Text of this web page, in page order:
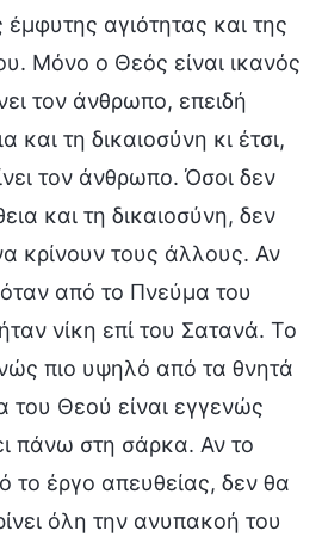
έμφυτης αγιότητας και της
Μόνο ο Θεός είναι ικανός
τον άνθρωπο, επειδή
και τη δικαιοσύνη κι έτσι,
τον άνθρωπο. Όσοι δεν
και τη δικαιοσύνη, δεν
κρίνουν τους άλλους. Αν
από το Πνεύμα του
νίκη επί του Σατανά. Το
πιο υψηλό από τα θνητά
του Θεού είναι εγγενώς
πάνω στη σάρκα. Αν το
το έργο απευθείας, δεν θα
όλη την ανυπακοή του